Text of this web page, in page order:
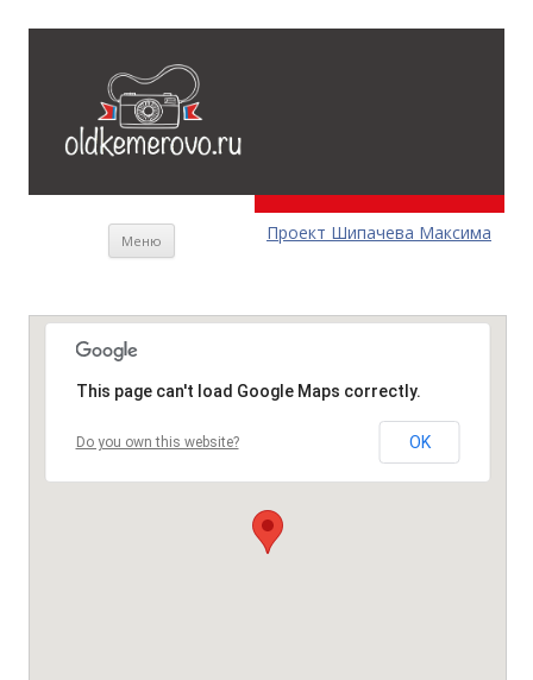
Проект Шипачева Максима
Меню Перейти к содержимому
This page can't load Google Maps correctly.
Do you own this website? OK